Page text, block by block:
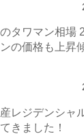
タワマン相場
の価格も上昇
レジデンシ
きました！